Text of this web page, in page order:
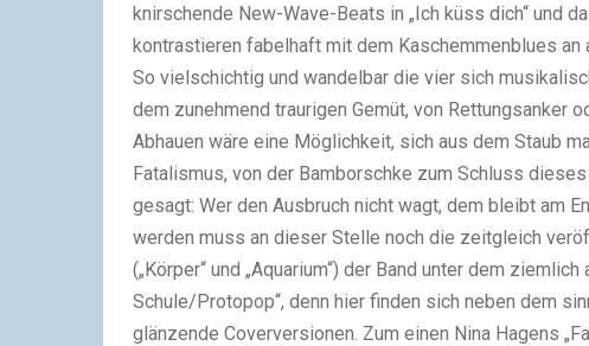
knirschende New-Wave-Beats in „Ich küss dich“ und
kontrastieren fabelhaft mit dem Kaschemmenblues an
So vielschichtig und wandelbar die vier sich
dem zunehmend traurigen Gemüt, von Rettungsanker
Abhauen wäre eine Möglichkeit, sich aus dem Staub
Fatalismus, von der Bamborschke zum Schluss
gesagt: Wer den Ausbruch nicht wagt, dem bleibt am
werden muss an dieser Stelle noch die zeitgleich
(„Körper“ und „Aquarium“) der Band unter dem
Schule/Protopop“, denn hier finden sich neben dem
glänzende Coverversionen. Zum einen Nina Hagens